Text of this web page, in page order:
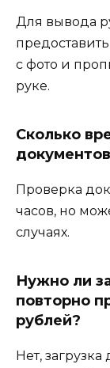
Для вывода
с фото и
руке.
Сколько
Проверка
часов, но
случаях.
Нужно ли
повторно
рублей?
Нет,